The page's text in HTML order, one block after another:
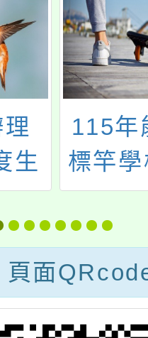
育
活
「永
應用
盟中
慧電
儲能
盟中
頁面